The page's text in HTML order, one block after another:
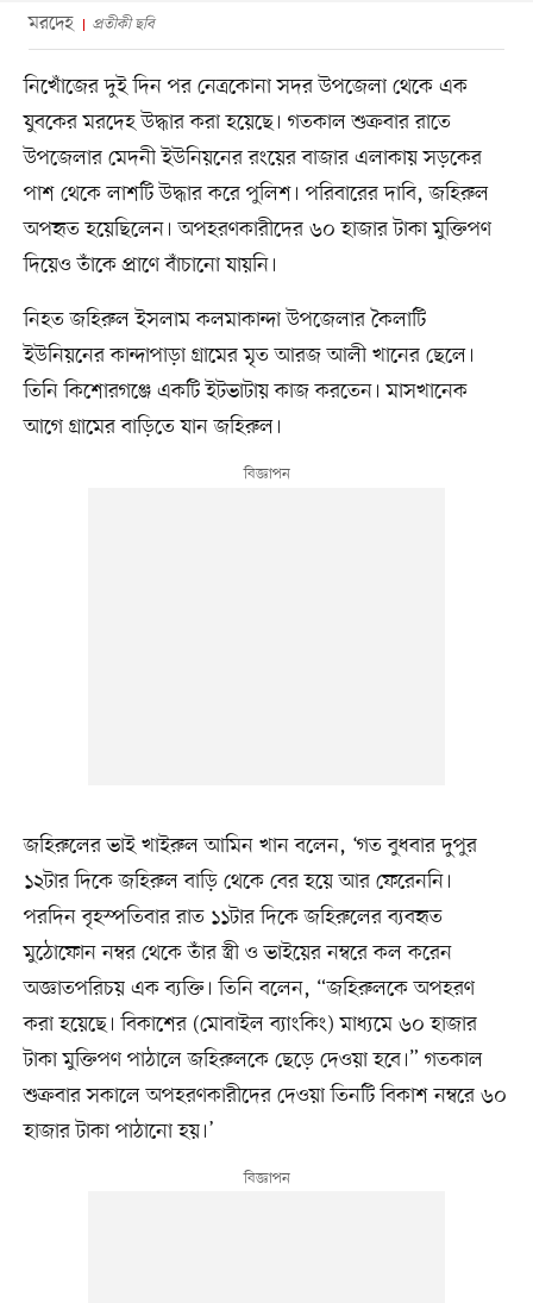
মরদেহ প্রতীকী ছবি
নিখোঁজের দুই দিন পর নেত্রকোনা সদর উপজেলা থেকে এক
যুবকের মরদেহ উদ্ধার করা হয়েছে। গতকাল শুক্রবার রাতে
উপজেলার মেদনী ইউনিয়নের রংয়ের বাজার এলাকায় সড়কের
পাশ থেকে লাশটি উদ্ধার করে পুলিশ। পরিবারের দাবি, জহিরুল
অপহৃত হয়েছিলেন। অপহরণকারীদের ৬০ হাজার টাকা মুক্তিপণ
দিয়েও তাঁকে প্রাণে বাঁচানো যায়নি।
নিহত জহিরুল ইসলাম কলমাকান্দা উপজেলার কৈলাটি
ইউনিয়নের কান্দাপাড়া গ্রামের মৃত আরজ আলী খানের ছেলে।
তিনি কিশোরগঞ্জে একটি ইটভাটায় কাজ করতেন। মাসখানেক
আগে গ্রামের বাড়িতে যান জহিরুল।
জহিরুলের ভাই খাইরুল আমিন খান বলেন, ‘গত বুধবার দুপুর
১২টার দিকে জহিরুল বাড়ি থেকে বের হয়ে আর ফেরেননি।
পরদিন বৃহস্পতিবার রাত ১১টার দিকে জহিরুলের ব্যবহৃত
মুঠোফোন নম্বর থেকে তাঁর স্ত্রী ও ভাইয়ের নম্বরে কল করেন
অজ্ঞাতপরিচয় এক ব্যক্তি। তিনি বলেন, “জহিরুলকে অপহরণ
করা হয়েছে। বিকাশের (মোবাইল ব্যাংকিং) মাধ্যমে ৬০ হাজার
টাকা মুক্তিপণ পাঠালে জহিরুলকে ছেড়ে দেওয়া হবে।” গতকাল
শুক্রবার সকালে অপহরণকারীদের দেওয়া তিনটি বিকাশ নম্বরে ৬০
হাজার টাকা পাঠানো হয়।’